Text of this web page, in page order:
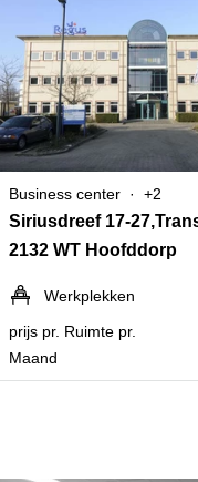
Business center +2
2132 WT Hoofddorp
Werkplekken
prijs pr. Ruimte pr.
Maand